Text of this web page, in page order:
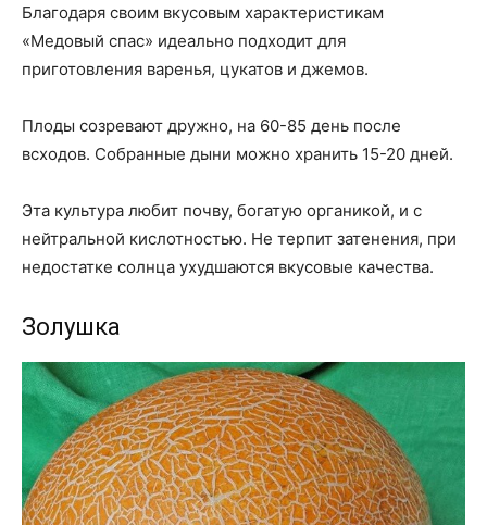
Благодаря своим вкусовым характеристикам
«Медовый спас» идеально подходит для
приготовления варенья, цукатов и джемов.
Плоды созревают дружно, на 60-85 день после
всходов. Собранные дыни можно хранить 15-20 дней.
Эта культура любит почву, богатую органикой, и с
нейтральной кислотностью. Не терпит затенения, при
недостатке солнца ухудшаются вкусовые качества.
Золушка